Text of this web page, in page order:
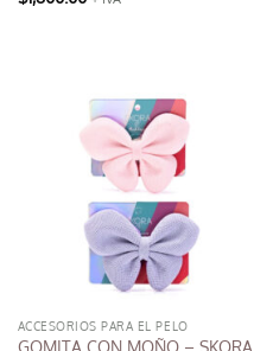
ACCESORIOS PARA EL PELO
GOMITA CON MOÑO – SKORA